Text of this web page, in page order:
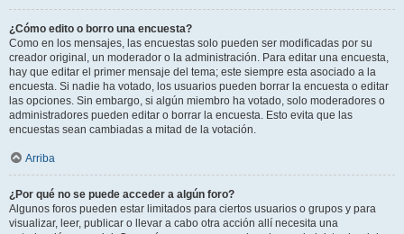
¿Cómo edito o borro una encuesta?
Como en los mensajes, las encuestas solo pueden ser modificadas por su
creador original, un moderador o la administración. Para editar una encuesta,
hay que editar el primer mensaje del tema; este siempre esta asociado a la
encuesta. Si nadie ha votado, los usuarios pueden borrar la encuesta o editar
las opciones. Sin embargo, si algún miembro ha votado, solo moderadores o
administradores pueden editar o borrar la encuesta. Esto evita que las
encuestas sean cambiadas a mitad de la votación.
Arriba
¿Por qué no se puede acceder a algún foro?
Algunos foros pueden estar limitados para ciertos usuarios o grupos y para
visualizar, leer, publicar o llevar a cabo otra acción allí necesita una